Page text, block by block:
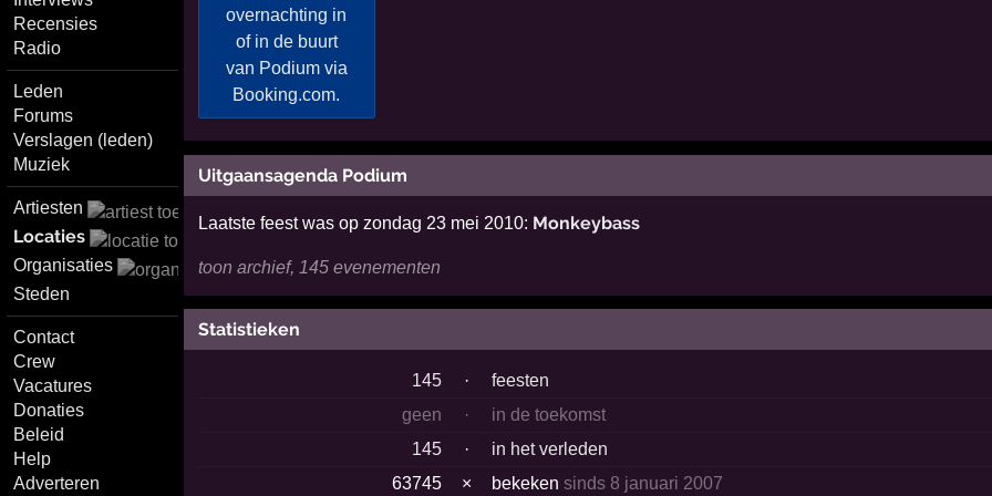
Recensies
Radio
Leden
Forums
Verslagen (leden)
Muziek
Artiesten
Locaties
Organisaties
Steden
Contact
Crew
Vacatures
Donaties
Beleid
Help
Adverteren
Uitgaansagenda Podium
Laatste feest was op zondag 23 mei 2010: Monkeybass
toon archief, 145 evenementen
Statistieken
145 ·
feesten
geen
·
in de toekomst
145
·
in het verleden
63745
× bekekensinds 8 januari 2007